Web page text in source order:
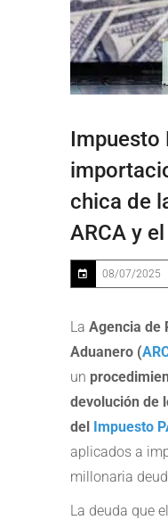
Impuesto
chica de
ARCA y
08/07/2025
La Agencia de
Aduanero (
un
devolución de
del Impuesto
aplicados a
millonaria
La deuda que